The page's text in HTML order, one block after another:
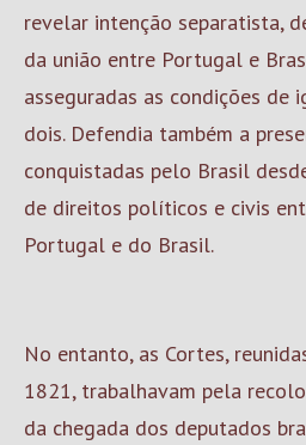
revelar intenção separatista,
da união entre Portugal e
asseguradas as condições de
dois. Defendia também a
conquistadas pelo Brasil
de direitos políticos e civis
Portugal e do Brasil.
No entanto, as Cortes,
1821, trabalhavam pela
da chegada dos deputados